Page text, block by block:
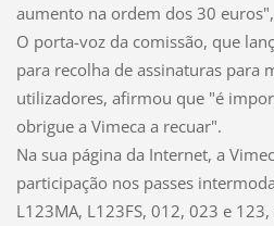
aumento na ordem dos 30
O porta-voz da comissão, que
para recolha de assinaturas para
utilizadores, afirmou que "é
obrigue a Vimeca a recuar".
Na sua página da Internet, a
participação nos passes
L123MA, L123FS, 012, 023 e